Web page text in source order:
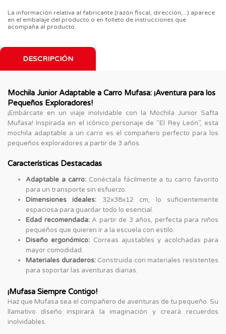
La información relativa al fabricante (razón fiscal, dirección,...) aparece
en el embalaje del producto o en folleto de instrucciones que
acompaña al producto.
DESCRIPCIÓN
Mochila Junior Adaptable a Carro Mufasa: ¡Aventura para los
Pequeños Exploradores!
¡Embárcate en un viaje inolvidable con la Mochila Junior Safta
Mufasa! Inspirada en el icónico personaje de "El Rey León", esta
mochila adaptable a un carro es el compañero perfecto para los
pequeños exploradores a partir de 3 años.
Características Destacadas
Adaptable a carro:Conéctala fácilmente a tu carro favorito
para un transporte sin esfuerzo.
Dimensiones ideales: 32x38x12 cm, lo suficientemente
espaciosa para guardar todo lo esencial.
Edad recomendada:A partir de 3 años, perfecta para niños
pequeños que quieren ir a la escuela con estilo.
Diseño ergonómico: Correas ajustables y acolchadas para
mayor comodidad.
Materiales duraderos:Construida con materiales resistentes
para soportar las aventuras diarias.
¡Mufasa Siempre Contigo!
Haz que Mufasa sea el compañero de aventuras de tu pequeño. Su
llamativo diseño inspirará la imaginación y creará recuerdos
inolvidables.